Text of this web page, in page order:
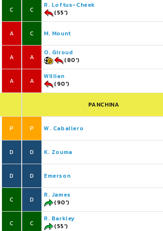
C
A
A
A
P
D
D
C
C
C
R. Loftus-Cheek
(55')
C M. Mount
A
O. Giroud
(80')
A
Willian
(90')
PANCHINA
P W. Caballero
D K. Zouma
D Emerson
D
R. James
(90')
C
R. Barkley
(55')